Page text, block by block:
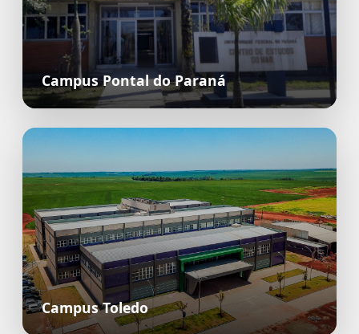
Campus Pontal do Paraná
Campus Toledo